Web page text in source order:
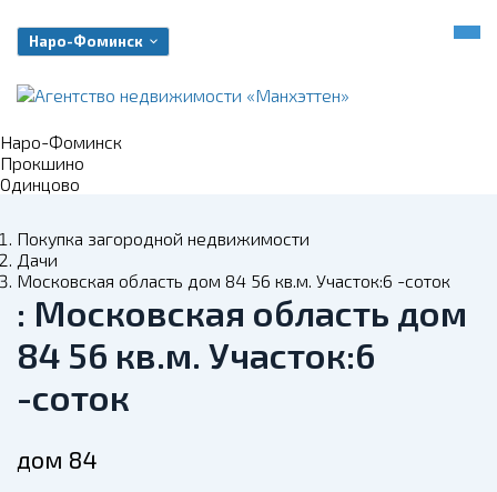
Наро-Фоминск
Наро-Фоминск
Прокшино
Одинцово
Покупка загородной недвижимости
Дачи
Московская область дом 84 56 кв.м. Участок:6 -соток
: Московская область дом
84 56 кв.м. Участок:6
-соток
дом 84